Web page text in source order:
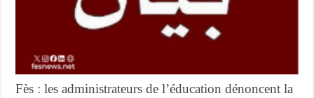
Fès : les administrateurs de l’éducation dénoncent la